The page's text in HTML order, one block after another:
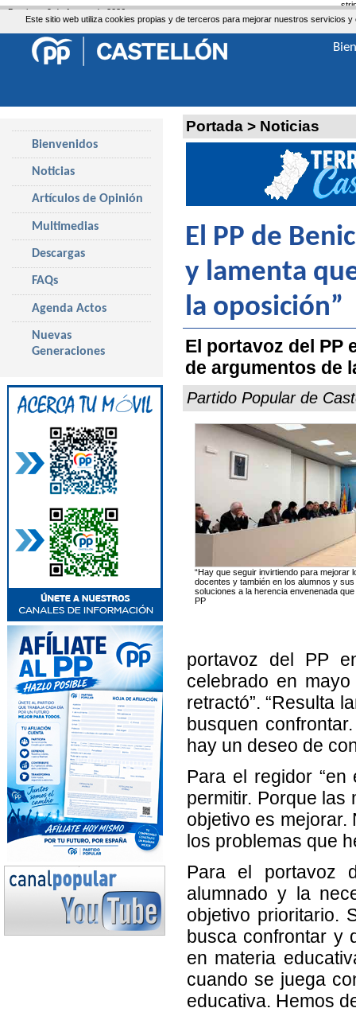
Este sitio web utiliza cookies propias y de terceros para mejorar nuestros servicios
Portada > Noticias
El PP de
y lamenta
la oposición”
El portavoz del PP
de argumentos de
Partido Popular de
“Hay que seguir invirtiendo para
docentes y también en los alumnos y
soluciones a la herencia envenenada
PP
portavoz del PP
celebrado en
retractó”. “Resulta
busquen
hay un deseo de
Para el regidor
permitir. Porque las
objetivo es
los problemas que
Para el portavoz
alumnado y la
objetivo prioritario.
busca confrontar y
en materia
cuando se juega
educativa. Hemos
Bienvenidos
Noticias
Artículos de Opinión
Multimedias
Descargas
FAQs
Agenda Actos
Nuevas
Generaciones
Domingo, 9 de Agosto de 2026